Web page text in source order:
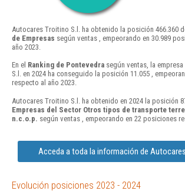
Autocares Troitino S.l. ha obtenido la posición 466.360
de Empresas según ventas , empeorando en 30.989
año 2023.
En el Ranking de Pontevedra según ventas, la
S.l. en 2024 ha conseguido la posición 11.055 ,
respecto al año 2023.
Autocares Troitino S.l. ha obtenido en 2024 la posición
Empresas del Sector Otros tipos de transporte
n.c.o.p. según ventas , empeorando en 22 posiciones
Acceda a toda la información de
Evolución posiciones 2023 - 2024